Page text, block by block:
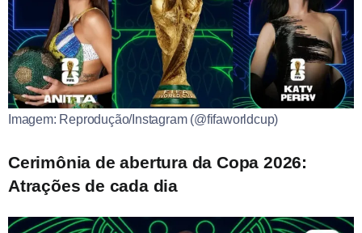
Imagem: Reprodução/Instagram (@fifaworldcup)
Cerimônia de abertura da Copa 2026:
Atrações de cada dia